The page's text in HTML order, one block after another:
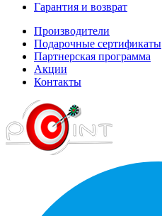
Гарантия и возврат
Производители
Подарочные сертификаты
Партнерская программа
Акции
Контакты